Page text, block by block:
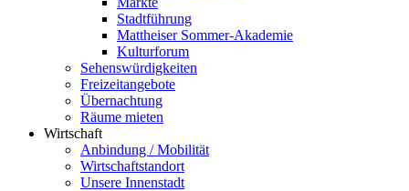
Stadtführung
Mattheiser Sommer-Akademie
Kulturforum
Sehenswürdigkeiten
Freizeitangebote
Übernachtung
Räume mieten
Wirtschaft
Anbindung / Mobilität
Wirtschaftstandort
Unsere Innenstadt